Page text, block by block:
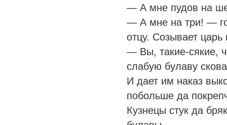
— А мне пудов на
— А мне на три! —
отцу. Созывает царь
— Вы, такие-сякие,
слабую булаву
И дает им наказ
побольше да
Кузнецы стук да